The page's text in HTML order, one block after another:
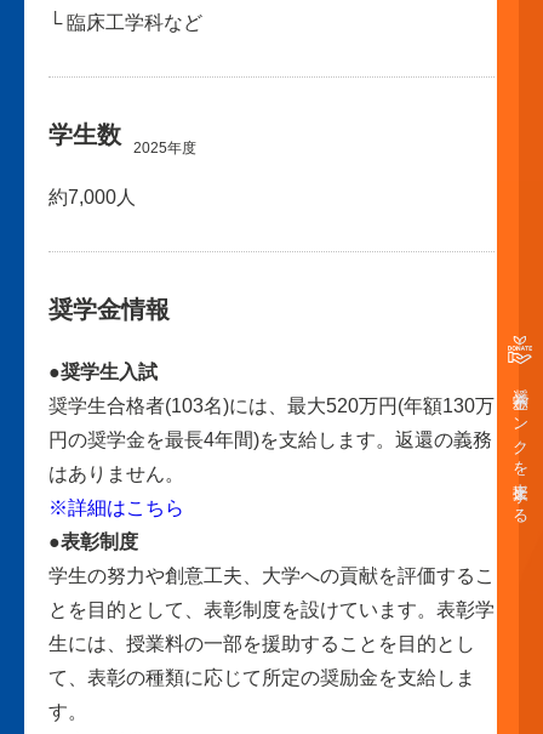
奨学金バンクを支援する
└ 臨床工学科など
学生数 2025年度
約7,000人
奨学金情報
●奨学生入試
奨学生合格者(103名)には、最大520万円(年額130万
円の奨学金を最長4年間)を支給します。返還の義務
はありません。
※詳細はこちら
●表彰制度
学生の努力や創意工夫、大学への貢献を評価するこ
とを目的として、表彰制度を設けています。表彰学
生には、授業料の一部を援助することを目的とし
て、表彰の種類に応じて所定の奨励金を支給しま
す。